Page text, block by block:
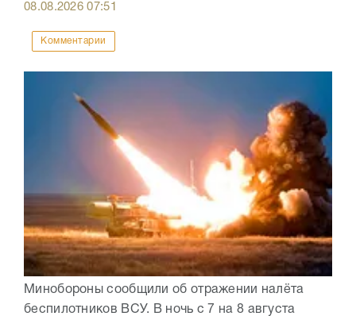
08.08.202607:51
Комментарии
Минобороны сообщили об отражении налёта
беспилотников ВСУ. В ночь с 7 на 8 августа